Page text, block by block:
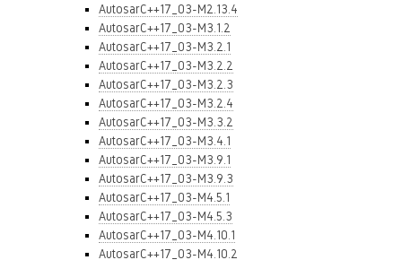
AutosarC++17_03-M2.13.4
AutosarC++17_03-M3.1.2
AutosarC++17_03-M3.2.1
AutosarC++17_03-M3.2.2
AutosarC++17_03-M3.2.3
AutosarC++17_03-M3.2.4
AutosarC++17_03-M3.3.2
AutosarC++17_03-M3.4.1
AutosarC++17_03-M3.9.1
AutosarC++17_03-M3.9.3
AutosarC++17_03-M4.5.1
AutosarC++17_03-M4.5.3
AutosarC++17_03-M4.10.1
AutosarC++17_03-M4.10.2